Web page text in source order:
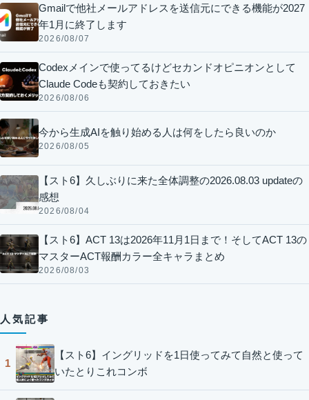
Gmailで他社メールアドレスを送信元にできる機能が2027
年1月に終了します
2026/08/07
Codexメインで使ってるけどセカンドオピニオンとして
Claude Codeも契約しておきたい
2026/08/06
今から生成AIを触り始める人は何をしたら良いのか
2026/08/05
【スト6】久しぶりに来た全体調整の2026.08.03 updateの
感想
2026/08/04
【スト6】ACT 13は2026年11月1日まで！そしてACT 13の
マスターACT報酬カラー全キャラまとめ
2026/08/03
人気記事
1
【スト6】イングリッドを1日使ってみて自然と使って
いたとりこれコンボ